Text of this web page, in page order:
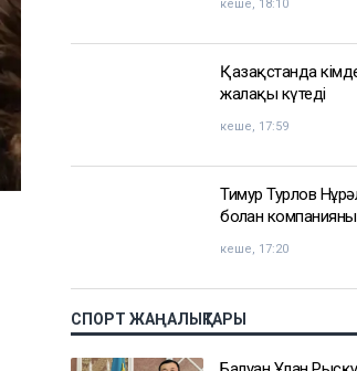
ҚАЗІР ОҚЫЛЫП ЖАТЫР
Доллар бағамы үш
кеше, 18:52
Қайсар Қамза жеті